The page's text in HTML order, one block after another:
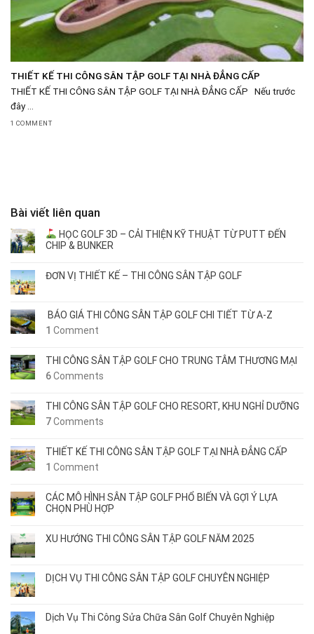
THIẾT KẾ THI CÔNG SÂN TẬP GOLF TẠI NHÀ ĐẲNG CẤP
THIẾT KẾ THI CÔNG SÂN TẬP GOLF TẠI NHÀ ĐẲNG CẤP Nếu trước
đây ...
1 COMMENT
Bài viết liên quan
HỌC GOLF 3D – CẢI THIỆN KỸ THUẬT TỪ PUTT ĐẾN
CHIP & BUNKER
ĐƠN VỊ THIẾT KẾ – THI CÔNG SÂN TẬP GOLF
BÁO GIÁ THI CÔNG SÂN TẬP GOLF CHI TIẾT TỪ A-Z
1 Comment
THI CÔNG SÂN TẬP GOLF CHO TRUNG TÂM THƯƠNG MẠI
6Comments
THI CÔNG SÂN TẬP GOLF CHO RESORT, KHU NGHỈ DƯỠNG
7Comments
THIẾT KẾ THI CÔNG SÂN TẬP GOLF TẠI NHÀ ĐẲNG CẤP
1 Comment
CÁC MÔ HÌNH SÂN TẬP GOLF PHỔ BIẾN VÀ GỢI Ý LỰA
CHỌN PHÙ HỢP
XU HƯỚNG THI CÔNG SÂN TẬP GOLF NĂM 2025
DỊCH VỤ THI CÔNG SÂN TẬP GOLF CHUYÊN NGHIỆP
Dịch Vụ Thi Công Sửa Chữa Sân Golf Chuyên Nghiệp